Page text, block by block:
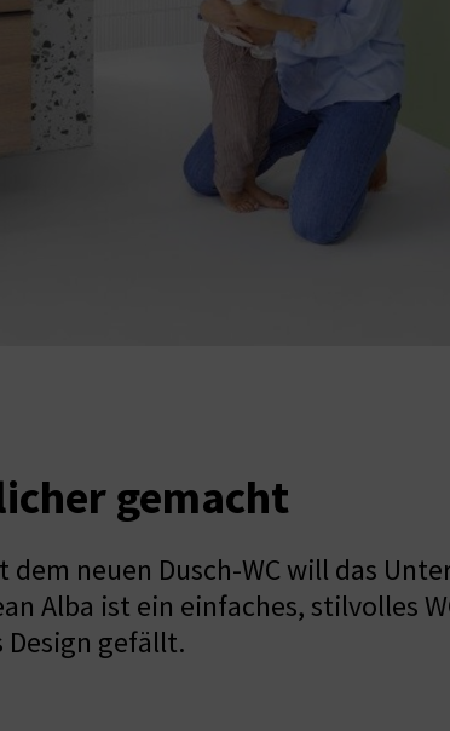
gemacht
dem neuen Dusch-WC will das
Alba ist ein einfaches, stilvolles
Design gefällt.